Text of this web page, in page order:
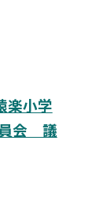
楽小学
員会 議